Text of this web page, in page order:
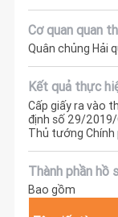
Cơ quan quan
Quân chủng Hải
Kết quả thực
Cấp giấy ra vào
định số 29/
Thủ tướng Chính
Thành phần hồ
Bao gồm